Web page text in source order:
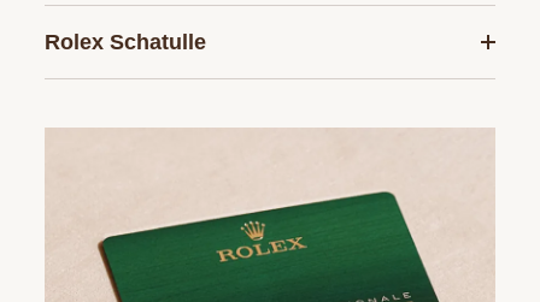
Rolex Schatulle